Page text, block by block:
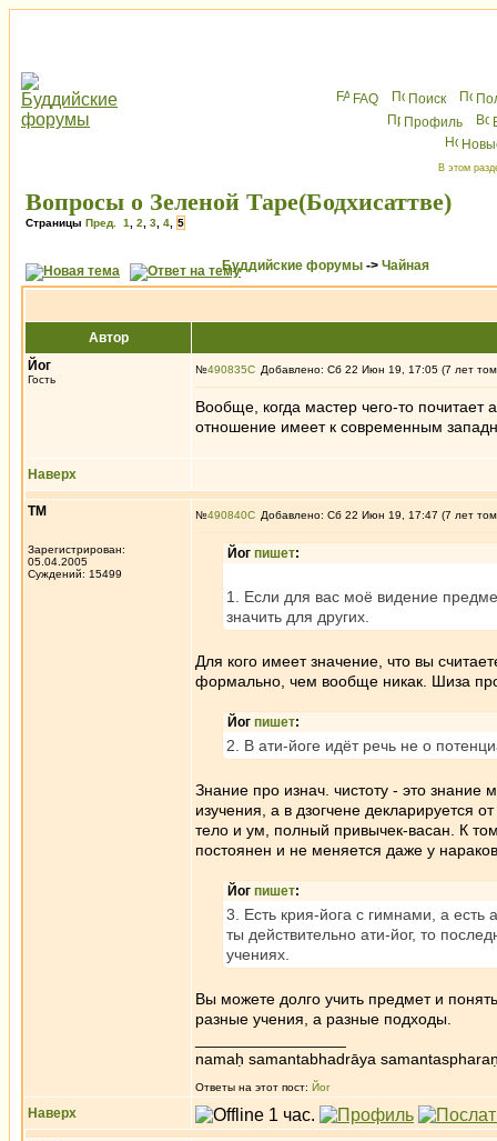
FAQ Поиск
Профиль
В этом
Вопросы о Зеленой Таре(Бодхисаттве)
Страницы Пред. 1 2 3 4 5
Буддийские форумы -> Чайная
Автор
Йог
Гость
№490835 Добавлено: Сб 22 Июн 19, 17:05 (7 лет
Вообще, когда мастер чего-то почитает
отношение имеет к современным
Наверх
ТМ
Зарегистрирован:
05.04.2005
Суждений: 15499
№490840 Добавлено: Сб 22 Июн 19, 17:47 (7 лет
Йог пишет:
1. Если для вас моё видение
значить для других.
Для кого имеет значение, что вы
формально, чем вообще никак. Шиза
Йог пишет:
2. В ати-йоге идёт речь не о
Знание про изнач. чистоту - это знание
изучения, а в дзогчене декларируется
тело и ум, полный привычек-васан. К
постоянен и не меняется даже у
Йог пишет:
3. Есть крия-йога с гимнами, а
ты действительно ати-йог, то
учениях.
Вы можете долго учить предмет и
разные учения, а разные подходы.
namaḥ samantabhadrāya
Ответы на этот пост: Йог
Наверх